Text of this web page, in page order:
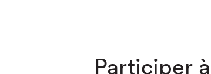
Participer